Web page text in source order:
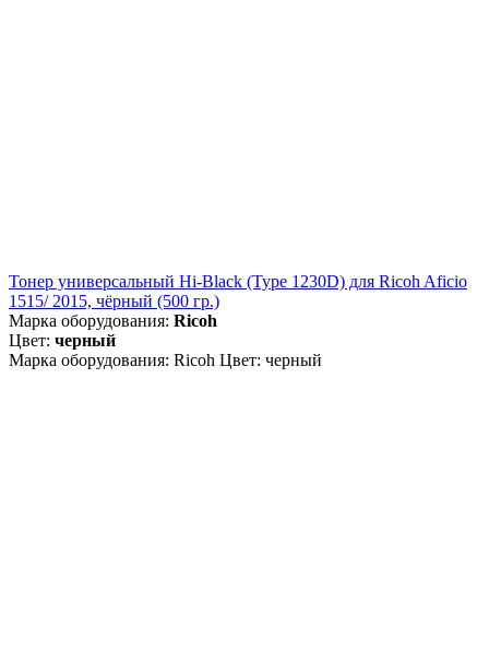
Тонер универсальный Hi-Black (Type 1230D) для Ricoh Aficio
1515/ 2015, чёрный (500 гр.)
Марка оборудования: Ricoh
Цвет: черный
Марка оборудования: Ricoh Цвет: черный